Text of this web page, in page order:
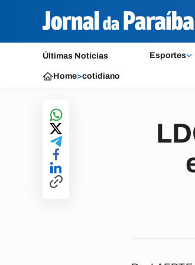
Últimas Notícias Esportes
Home>cotidiano